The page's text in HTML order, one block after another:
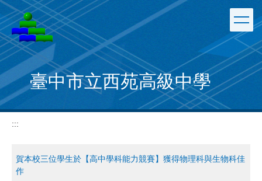
跳
到
主
要
內
容
區
臺中市立西苑高級中學
:::
賀本校三位學生於【高中學科能力競賽】獲得物理科與生物科佳
作